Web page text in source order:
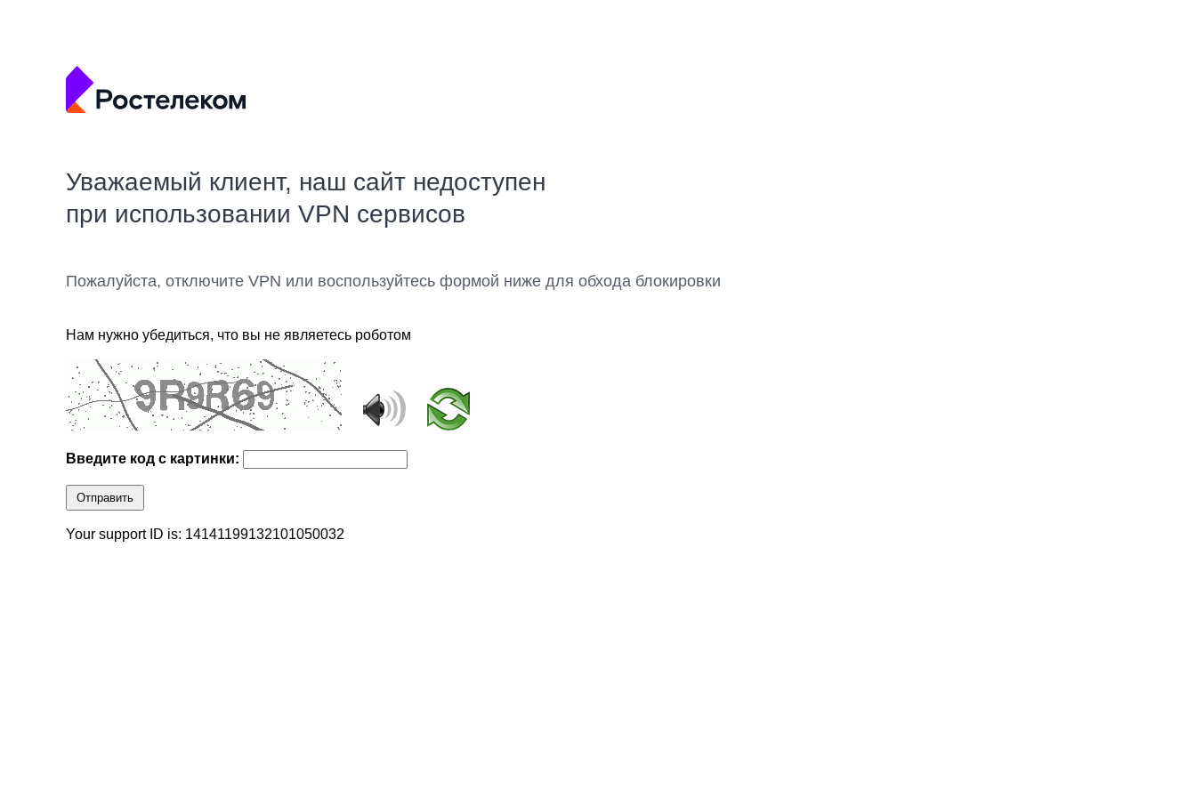
Уважаемый клиент, наш сайт недоступен
при использовании VPN сервисов
Пожалуйста, отключите VPN или воспользуйтесь формой ниже для обхода блокировки
Нам нужно убедиться, что вы не являетесь роботом
Введите код с картинки:
Отправить
Your support ID is: 14141199132101050032